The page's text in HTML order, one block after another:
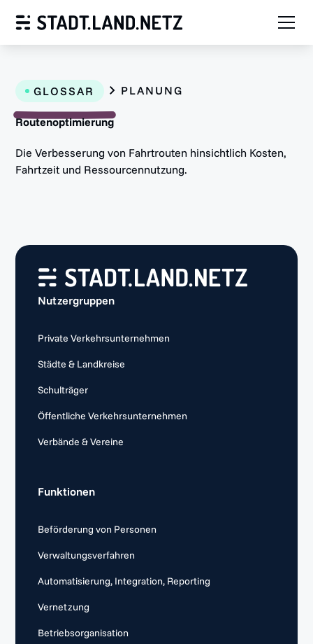
GLOSSAR PLANUNG
Routenoptimierung
Die Verbesserung von Fahrtrouten hinsichtlich Kosten,
Fahrtzeit und Ressourcennutzung.
Nutzergruppen
Private Verkehrsunternehmen
Städte & Landkreise
Schulträger
Öffentliche Verkehrsunternehmen
Verbände & Vereine
Funktionen
Beförderung von Personen
Verwaltungsverfahren
Automatisierung, Integration, Reporting
Vernetzung
Betriebsorganisation